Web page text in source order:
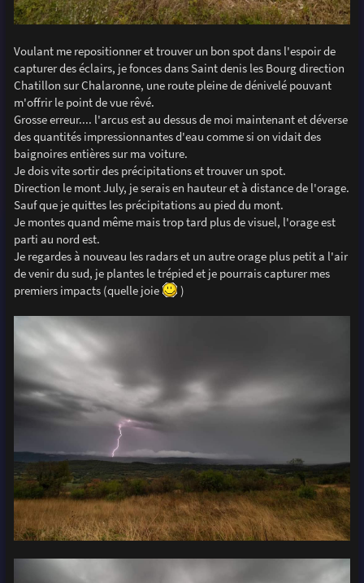
Voulant me repositionner et trouver un bon spot dans l'espoir de
capturer des éclairs, je fonces dans Saint denis les Bourg direction
Chatillon sur Chalaronne, une route pleine de dénivelé pouvant
m'offrir le point de vue rêvé.
Grosse erreur.... l'arcus est au dessus de moi maintenant et déverse
des quantités impressionnantes d'eau comme si on vidait des
baignoires entières sur ma voiture.
Je dois vite sortir des précipitations et trouver un spot.
Direction le mont July, je serais en hauteur et à distance de l'orage.
Sauf que je quittes les précipitations au pied du mont.
Je montes quand même mais trop tard plus de visuel, l'orage est
parti au nord est.
Je regardes à nouveau les radars et un autre orage plus petit a l'air
de venir du sud, je plantes le trépied et je pourrais capturer mes
premiers impacts (quelle joie
)